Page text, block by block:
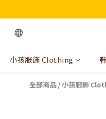
小孩服飾 Clothing
全部商品 /小孩服飾